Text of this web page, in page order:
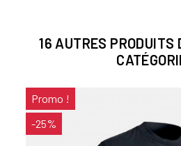
16 AUTRES PRODUITS
Promo !
-25%